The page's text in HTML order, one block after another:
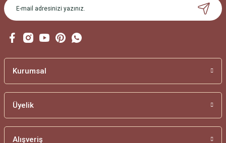
Kurumsal
Üyelik
Alışveriş